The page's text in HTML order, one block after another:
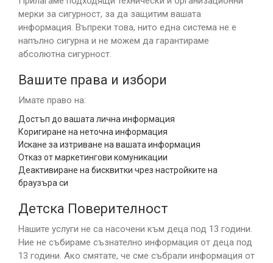
мерки за сигурност, за да защитим вашата
информация. Въпреки това, нито една система не е
напълно сигурна и не можем да гарантираме
абсолютна сигурност.
Вашите права и избори
Имате право на:
Достъп до вашата лична информация
Коригиране на неточна информация
Искане за изтриване на вашата информация
Отказ от маркетингови комуникации
Деактивиране на бисквитки чрез настройките на
браузъра си
Детска Поверителност
Нашите услуги не са насочени към деца под 13 години.
Ние не събираме съзнателно информация от деца под
13 години. Ако смятате, че сме събрали информация от